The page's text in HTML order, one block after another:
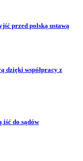
przed polską ustawą
dzięki współpracy z
do sądów